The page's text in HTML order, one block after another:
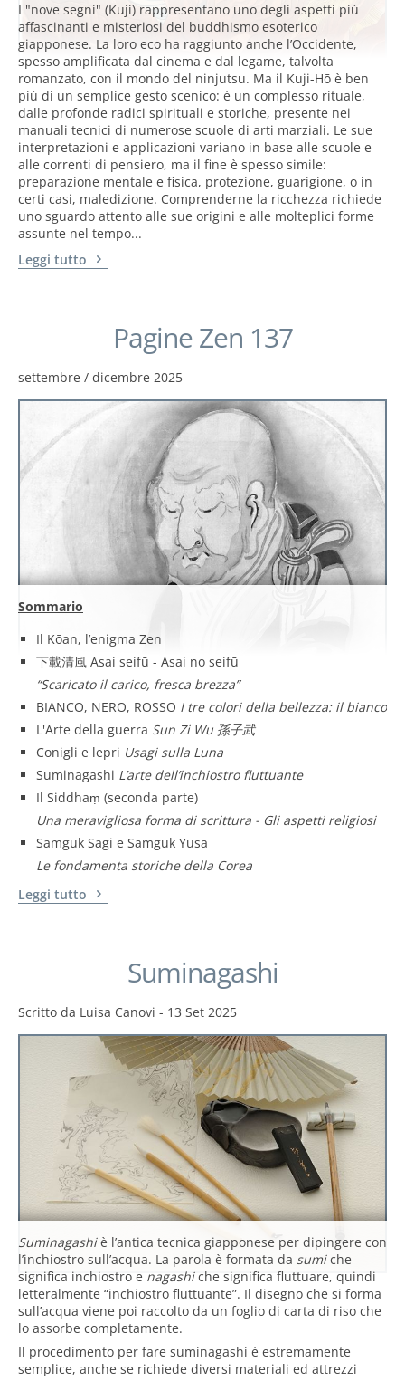
I "nove segni" (Kuji) rappresentano uno degli aspetti più
affascinanti e misteriosi del buddhismo esoterico
giapponese. La loro eco ha raggiunto anche l’Occidente,
spesso amplificata dal cinema e dal legame, talvolta
romanzato, con il mondo del ninjutsu. Ma il Kuji-Hō è ben
più di un semplice gesto scenico: è un complesso rituale,
dalle profonde radici spirituali e storiche, presente nei
manuali tecnici di numerose scuole di arti marziali. Le sue
interpretazioni e applicazioni variano in base alle scuole e
alle correnti di pensiero, ma il fine è spesso simile:
preparazione mentale e fisica, protezione, guarigione, o in
certi casi, maledizione. Comprenderne la ricchezza richiede
uno sguardo attento alle sue origini e alle molteplici forme
assunte nel tempo...
Leggi tutto
Pagine Zen 137
settembre / dicembre 2025
Sommario
Il Kōan, l’enigma Zen
下載清風 Asai seifū - Asai no seifū
“Scaricato il carico, fresca brezza”
BIANCO, NERO, ROSSO I tre colori della bellezza: il bianco
L'Arte della guerra Sun Zi Wu 孫子武
Conigli e lepri Usagi sulla Luna
Suminagashi L’arte dell’inchiostro fluttuante
Il Siddhaṃ (seconda parte)
Una meravigliosa forma di scrittura - Gli aspetti religiosi
Samguk Sagi e Samguk Yusa
Le fondamenta storiche della Corea
Leggi tutto
Suminagashi
Scritto da Luisa Canovi - 13 Set 2025
Suminagashiè l’antica tecnica giapponese per dipingere con
l’inchiostro sull’acqua. La parola è formata da sumiche
significa inchiostro e nagashiche significa fluttuare, quindi
letteralmente “inchiostro fluttuante”. Il disegno che si forma
sull’acqua viene poi raccolto da un foglio di carta di riso che
lo assorbe completamente.
Il procedimento per fare suminagashi è estremamente
semplice, anche se richiede diversi materiali ed attrezzi